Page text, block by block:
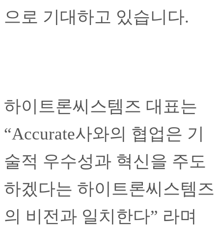
으로 기대하고 있습니다.
하이트론씨스템즈 대표는
“Accurate사와의 협업은 기
술적 우수성과 혁신을 주도
하겠다는 하이트론씨스템즈
의 비전과 일치한다” 라며